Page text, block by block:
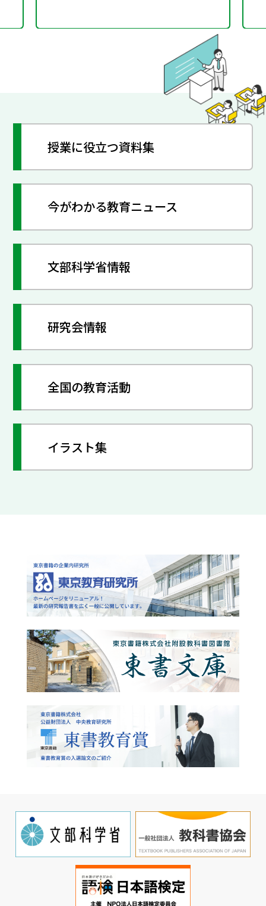
授業に役立つ資料集
今がわかる教育ニュース
文部科学省情報
研究会情報
全国の教育活動
イラスト集